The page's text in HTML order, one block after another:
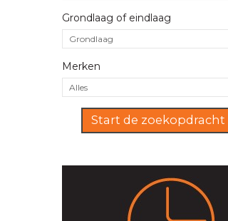
Grondlaag of eindlaag
Grondlaag
Merken
Alles
Start de zoekopdracht